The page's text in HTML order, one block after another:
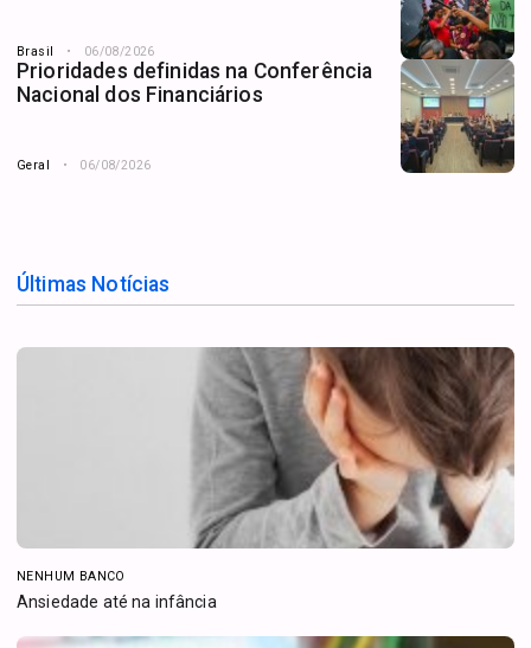
Brasil 06/08/2026
Prioridades definidas na Conferência
Nacional dos Financiários
Geral 06/08/2026
Últimas Notícias
NENHUM BANCO
Ansiedade até na infância